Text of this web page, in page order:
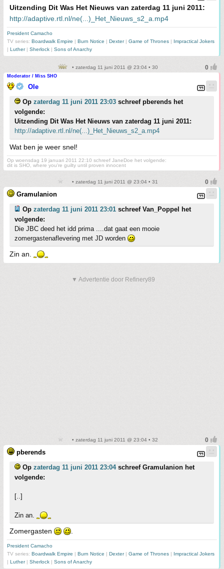
Uitzending Dit Was Het Nieuws van zaterdag 11 juni 2011:
http://adaptive.rtl.nl/ne(...)_Het_Nieuws_s2_a.mp4
President Camacho
TV series: Boardwalk Empire | Burn Notice | Dexter| Game of Thrones | Impractical Jokers
| Luther| Sherlock | Sons of Anarchy
• zaterdag 11 juni 2011 @ 23:04 • 30
Moderator / Miss SHO
Ole
Op zaterdag 11 juni 2011 23:03 schreef pberends het
volgende:
Uitzending Dit Was Het Nieuws van zaterdag 11 juni 2011:
http://adaptive.rtl.nl/ne(...)_Het_Nieuws_s2_a.mp4
Wat ben je weer snel!
Op woensdag 19 januari 2011 22:10 schreef JaneDoe het volgende:
dit is SHO, where you're guilty until proven innocent
• zaterdag 11 juni 2011 @ 23:04 • 31
Gramulanion
Op zaterdag 11 juni 2011 23:01 schreef Van_Poppel het
volgende:
Die JBC deed het idd prima ....dat gaat een mooie
zomergastenaflevering met JD worden
Zin an.
▼ Advertentie door Refinery89
• zaterdag 11 juni 2011 @ 23:04 • 32
pberends
Op zaterdag 11 juni 2011 23:04schreef Gramulanion het
volgende:
[..]
Zin an.
Zomergasten
President Camacho
TV series: Boardwalk Empire | Burn Notice | Dexter| Game of Thrones | Impractical Jokers
| Luther| Sherlock | Sons of Anarchy